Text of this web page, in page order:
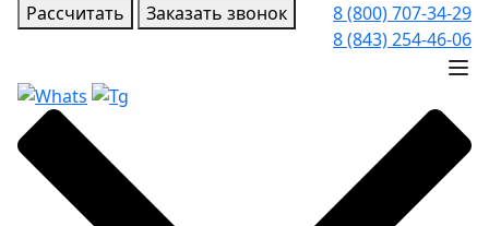
Рассчитать Заказать звонок
8 (800) 707-34-29
8 (843) 254-46-06